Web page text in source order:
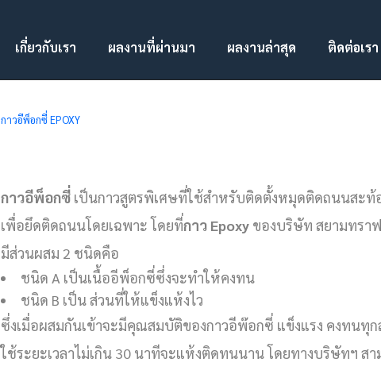
เกี่ยวกับเรา ผลงานที่ผ่านมา ผลงานล่าสุด ติดต่อเรา
กาวอีพ็อกซี่ EPOXY
กาวอีพ็อกซี่ เป็นกาวสูตรพิเศษที่ใช้สำหรับติดตั้งหมุดติดถนนสะท้
เพื่อยึดติดถนนโดยเฉพาะ โดยที่กาว Epoxy ของบริษัท สยามทรา
มีส่วนผสม 2 ชนิดคือ
ชนิด A เป็นเนื้ออีพ็อกซี่ซึ่งจะทำให้คงทน
ชนิด B เป็น ส่วนที่ให้แข็งแห้งไว
ซึ่งเมื่อผสมกันเข้าจะมีคุณสมบัติของกาวอีพ๊อกซี่ แข็งแรง คงทนทุ
ใช้ระยะเวลาไม่เกิน 30 นาทีจะแห้งติดทนนาน โดยทางบริษัทฯ ส